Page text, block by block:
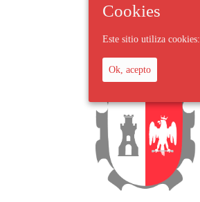
Cookies
Este sitio utiliza cookies:
Ok, acepto